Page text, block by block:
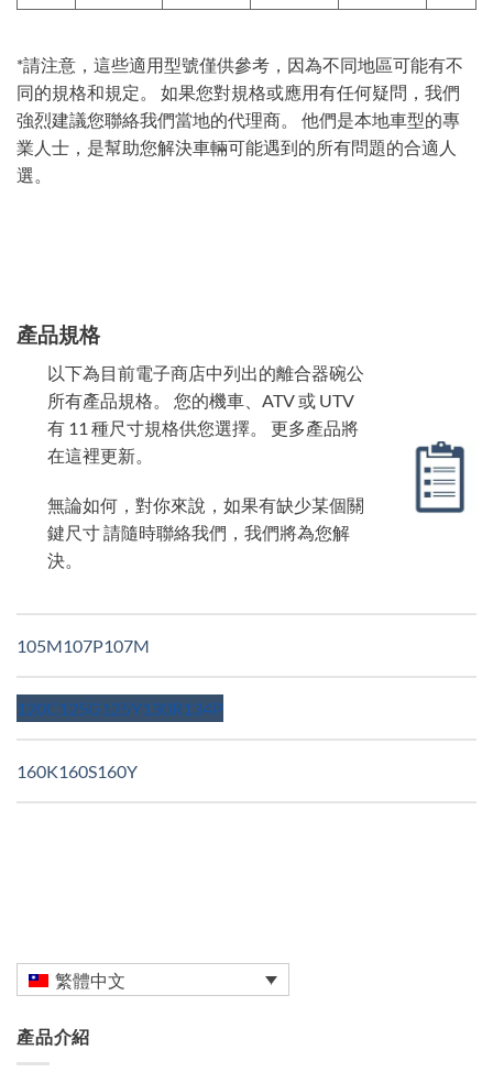
*請注意，這些適用型號僅供參考，因為不同地區可能有不
同的規格和規定。 如果您對規格或應用有任何疑問，我們
強烈建議您聯絡我們當地的代理商。 他們是本地車型的專
業人士，是幫助您解決車輛可能遇到的所有問題的合適人
選。
產品規格
以下為目前電子商店中列出的離合器碗公
所有產品規格。 您的機車、ATV 或 UTV
有 11 種尺寸規格供您選擇。 更多產品將
在這裡更新。
無論如何，對你來說，如果有缺少某個關
鍵尺寸 請隨時聯絡我們，我們將為您解
決。
105M107P107M
120C125G125Y130R134P
160K160S160Y
繁體中文
產品介紹